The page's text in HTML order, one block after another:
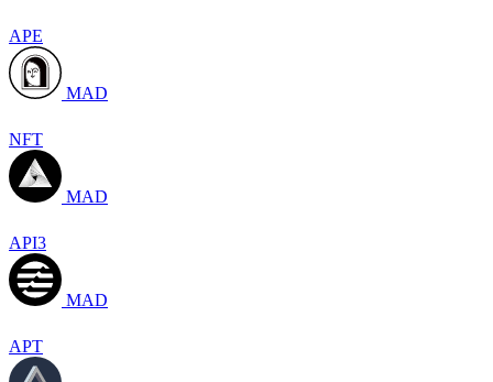
APE
MAD
NFT
MAD
API3
MAD
APT